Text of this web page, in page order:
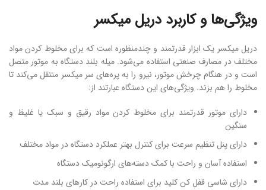
ویژگی‌ها و کاربرد دریل میکسر
دریل میکسر یک ابزار قدرتمند و چندمنظوره است که برای مخلوط کردن مواد
مختلف در مصارف صنعتی استفاده می‌شود. میله بلند دستگاه به موتور متصل
است و در هنگام چرخش موتور، نیرو را به پره‌های سر میکسر منتقل می‌کند تا
مخلوط را هم بزند. ویژگی‌های این دستگاه عبارتند از:
دارای موتور قدرتمند برای مخلوط کردن مواد رقیق و سبک یا غلیظ و
سنگین
دارای پنل تنظیم سرعت برای کنترل بهتر عملکرد دستگاه در مواد مختلف
استفاده آسان و راحت با کمک دسته‌های ارگونومیک دستگاه
دارای شاسی قفل کن کلید برای استفاده راحت در کارهای بلند مدت